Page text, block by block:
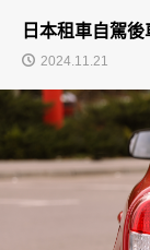
日本租車自駕
2024.11.21